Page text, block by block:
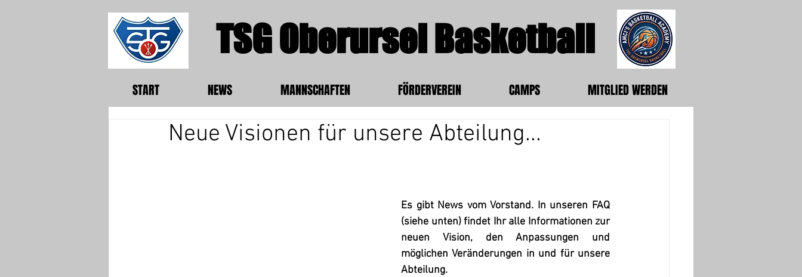
TSG Oberursel Basketball
START NEWS MANNSCHAFTEN FÖRDERVEREIN CAMPS MITGLIED WERDEN
Neue Visionen für unsere Abteilung...
Es gibt News vom Vorstand. In unseren FAQ
(siehe unten) findet Ihr alle Informationen zur
neuen Vision, den Anpassungen und
möglichen Veränderungen in und für unsere
Abteilung.